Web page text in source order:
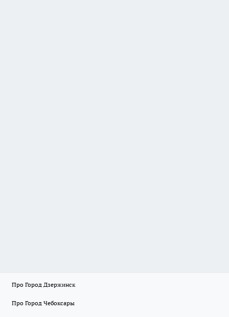
Про Город Дзержинск
Про Город Чебоксары